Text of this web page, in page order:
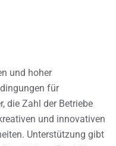
und hoher
für
die Zahl der Betriebe
und innovativen
Unterstützung gibt